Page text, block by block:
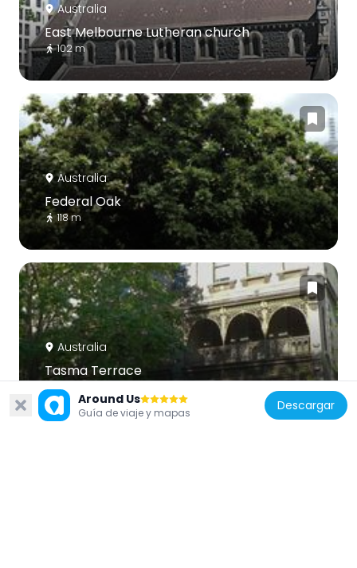
Australia
East Melbourne Lutheran church
102 m
Australia
Federal Oak
118 m
Australia
Tasma Terrace
177 m
Around Us
Guía de viaje y mapas Descargar